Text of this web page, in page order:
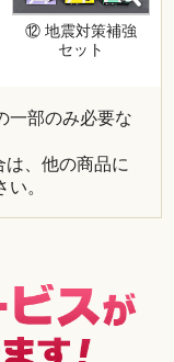
⑫ 地震対策補強
セット
一部のみ必要な
、他の商品に
。